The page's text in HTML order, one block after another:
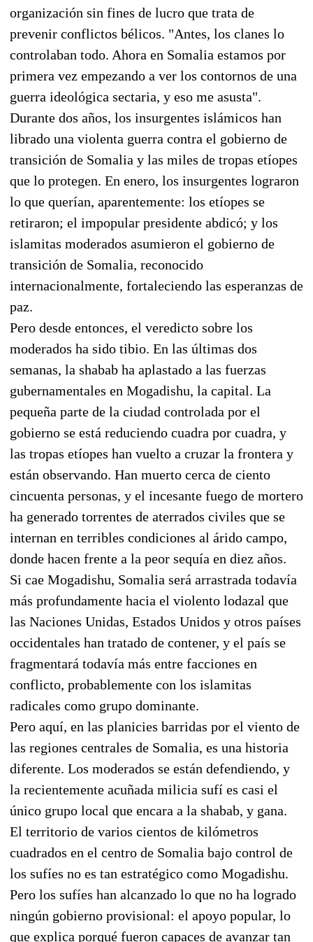
organización sin fines de lucro que trata de
prevenir conflictos bélicos. "Antes, los clanes lo
controlaban todo. Ahora en Somalia estamos por
primera vez empezando a ver los contornos de una
guerra ideológica sectaria, y eso me asusta".
Durante dos años, los insurgentes islámicos han
librado una violenta guerra contra el gobierno de
transición de Somalia y las miles de tropas etíopes
que lo protegen. En enero, los insurgentes lograron
lo que querían, aparentemente: los etíopes se
retiraron; el impopular presidente abdicó; y los
islamitas moderados asumieron el gobierno de
transición de Somalia, reconocido
internacionalmente, fortaleciendo las esperanzas de
paz.
Pero desde entonces, el veredicto sobre los
moderados ha sido tibio. En las últimas dos
semanas, la shabab ha aplastado a las fuerzas
gubernamentales en Mogadishu, la capital. La
pequeña parte de la ciudad controlada por el
gobierno se está reduciendo cuadra por cuadra, y
las tropas etíopes han vuelto a cruzar la frontera y
están observando. Han muerto cerca de ciento
cincuenta personas, y el incesante fuego de mortero
ha generado torrentes de aterrados civiles que se
internan en terribles condiciones al árido campo,
donde hacen frente a la peor sequía en diez años.
Si cae Mogadishu, Somalia será arrastrada todavía
más profundamente hacia el violento lodazal que
las Naciones Unidas, Estados Unidos y otros países
occidentales han tratado de contener, y el país se
fragmentará todavía más entre facciones en
conflicto, probablemente con los islamitas
radicales como grupo dominante.
Pero aquí, en las planicies barridas por el viento de
las regiones centrales de Somalia, es una historia
diferente. Los moderados se están defendiendo, y
la recientemente acuñada milicia sufí es casi el
único grupo local que encara a la shabab, y gana.
El territorio de varios cientos de kilómetros
cuadrados en el centro de Somalia bajo control de
los sufíes no es tan estratégico como Mogadishu.
Pero los sufíes han alcanzado lo que no ha logrado
ningún gobierno provisional: el apoyo popular, lo
que explica porqué fueron capaces de avanzar tan